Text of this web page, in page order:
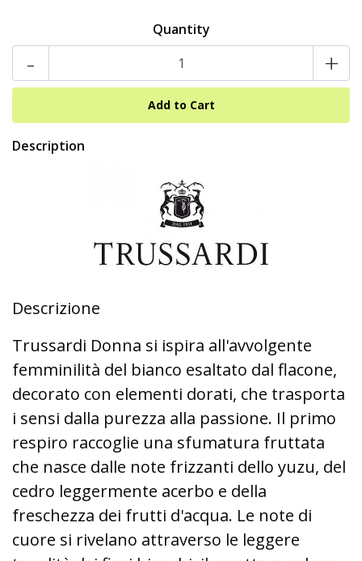
Quantity
- +
Description
Descrizione
Trussardi Donna si ispira all'avvolgente
femminilità del bianco esaltato dal flacone,
decorato con elementi dorati, che trasporta
i sensi dalla purezza alla passione. Il primo
respiro raccoglie una sfumatura fruttata
che nasce dalle note frizzanti dello yuzu, del
cedro leggermente acerbo e della
freschezza dei frutti d'acqua. Le note di
cuore si rivelano attraverso le leggere